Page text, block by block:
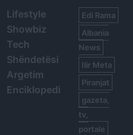
Lifestyle
Showbiz
Tech
Shëndetësi
Argetim
Enciklopedi
Edi Rama
Albania
News
Ilir Meta
Piranjat
gazeta,
tv,
portale